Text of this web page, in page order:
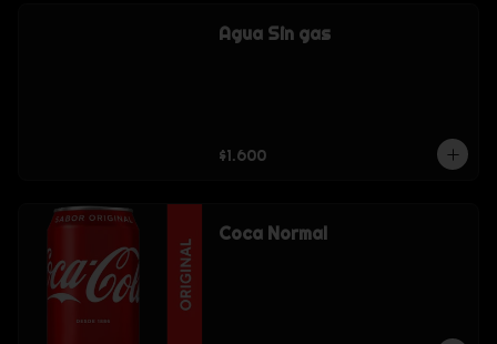
Agua Sin gas
$1.600
Coca Normal